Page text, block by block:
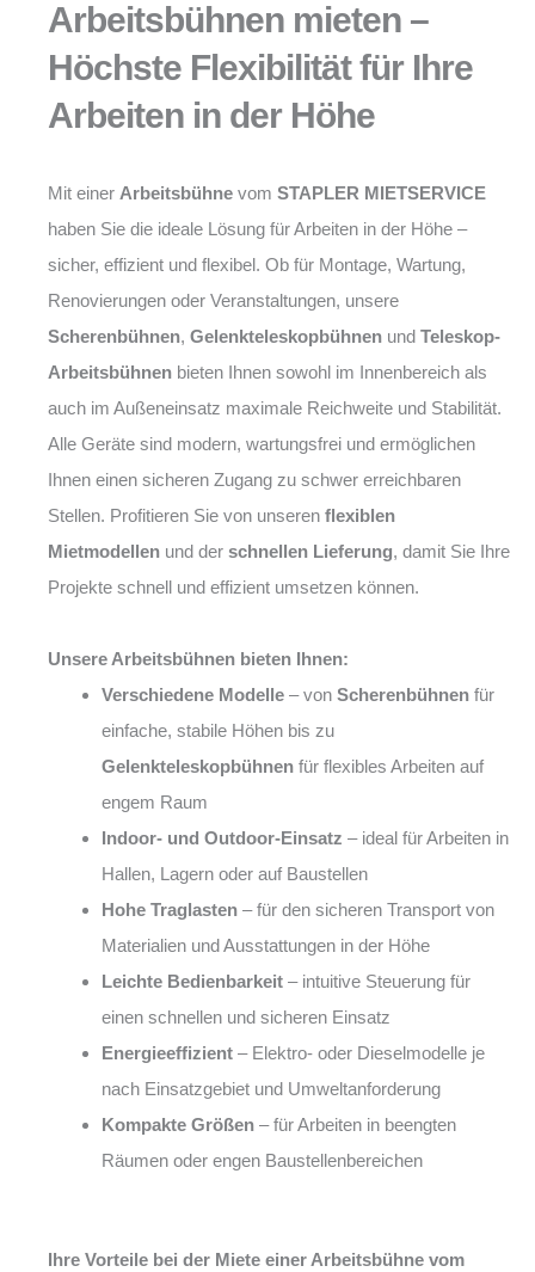
Arbeitsbühnen mieten –
Höchste Flexibilität für Ihre
Arbeiten in der Höhe
Mit einer Arbeitsbühne vom STAPLER MIETSERVICE
haben Sie die ideale Lösung für Arbeiten in der Höhe –
sicher, effizient und flexibel. Ob für Montage, Wartung,
Renovierungen oder Veranstaltungen, unsere
Scherenbühnen, Gelenkteleskopbühnen und Teleskop-
Arbeitsbühnen bieten Ihnen sowohl im Innenbereich als
auch im Außeneinsatz maximale Reichweite und Stabilität.
Alle Geräte sind modern, wartungsfrei und ermöglichen
Ihnen einen sicheren Zugang zu schwer erreichbaren
Stellen. Profitieren Sie von unseren flexiblen
Mietmodellen und der schnellen Lieferung, damit Sie Ihre
Projekte schnell und effizient umsetzen können.
Unsere Arbeitsbühnen bieten Ihnen:
Verschiedene Modelle – von Scherenbühnen für
einfache, stabile Höhen bis zu
Gelenkteleskopbühnen für flexibles Arbeiten auf
engem Raum
Indoor- und Outdoor-Einsatz – ideal für Arbeiten in
Hallen, Lagern oder auf Baustellen
Hohe Traglasten – für den sicheren Transport von
Materialien und Ausstattungen in der Höhe
Leichte Bedienbarkeit – intuitive Steuerung für
einen schnellen und sicheren Einsatz
Energieeffizient – Elektro- oder Dieselmodelle je
nach Einsatzgebiet und Umweltanforderung
Kompakte Größen – für Arbeiten in beengten
Räumen oder engen Baustellenbereichen
Ihre Vorteile bei der Miete einer Arbeitsbühne vom